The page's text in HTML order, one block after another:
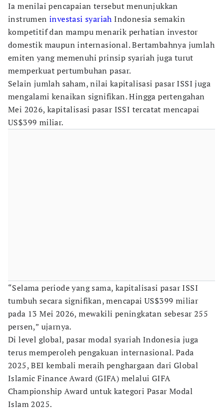
Ia menilai pencapaian tersebut menunjukkan
instrumeninvestasi syariah Indonesia semakin
kompetitif dan mampu menarik perhatian investor
domestik maupun internasional. Bertambahnya jumlah
emiten yang memenuhi prinsip syariah juga turut
memperkuat pertumbuhan pasar.
Selain jumlah saham, nilai kapitalisasi pasar ISSI juga
mengalami kenaikan signifikan. Hingga pertengahan
Mei 2026, kapitalisasi pasar ISSI tercatat mencapai
US$399 miliar.
“Selama periode yang sama, kapitalisasi pasar ISSI
tumbuh secara signifikan, mencapai US$399 miliar
pada 13 Mei 2026, mewakili peningkatan sebesar 255
persen,” ujarnya.
Di level global, pasar modal syariah Indonesia juga
terus memperoleh pengakuan internasional. Pada
2025, BEI kembali meraih penghargaan dari Global
Islamic Finance Award (GIFA) melalui GIFA
Championship Award untuk kategori Pasar Modal
Islam 2025.